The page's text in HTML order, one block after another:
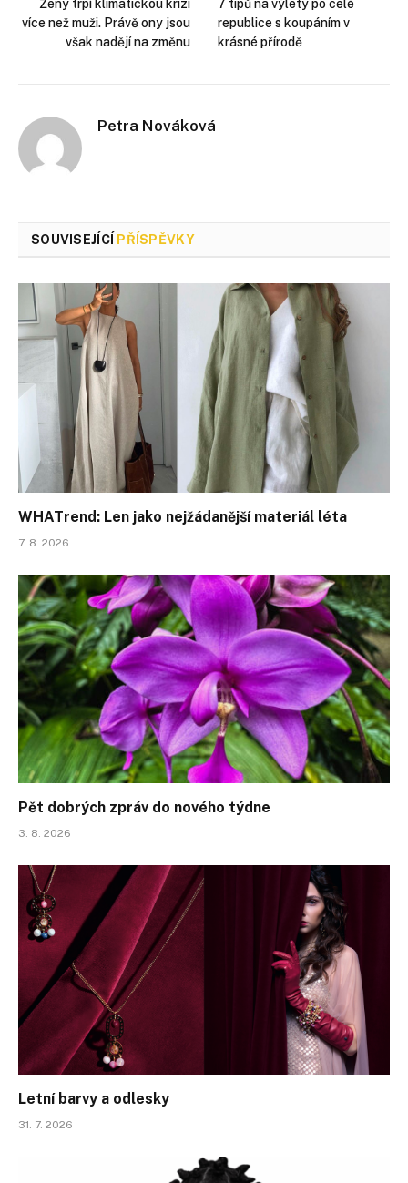
Ženy trpí klimatickou krizí
více než muži. Právě ony jsou
však nadějí na změnu
7 tipů na výlety po celé
republice s koupáním v
krásné přírodě
Petra Nováková
SOUVISEJÍCÍ PŘÍSPĚVKY
WHATrend: Len jako nejžádanější materiál léta
7. 8. 2026
Pět dobrých zpráv do nového týdne
3. 8. 2026
Letní barvy a odlesky
31. 7. 2026